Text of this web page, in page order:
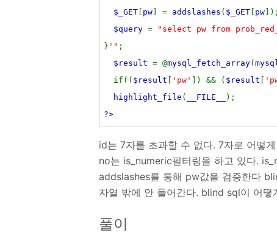
$_GET pw ] = addslashes ( $_GET pw ]);
$query = "select pw from
} '" ;
$result = @mysql_fetch_array(
if(( $result 'pw' ]) && ( $result
highlight_file ( __FILE__
);
?>
id는 7자를 초과할 수 없다. 7자로 어떻
no는 is_numeric필터링을 하고 있다.
addslashes를 통해 pw값을 검증한다
자열 밖에 안 들어간다. blind sql이 어떻
풀이